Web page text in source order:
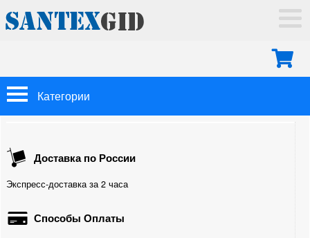
ГЛАВНАЯ
МОНТАЖ
КОНТАКТЫ
Категории
Трубы
Фитинги
Доставка по России
Экспресс-доставка за 2 часа
Способы Оплаты